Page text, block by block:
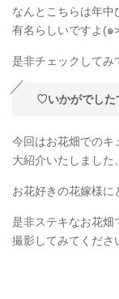
なんとこちらは年中
是非チェックして
♡いかがでした
今回はお花畑でのキ
大紹介いたしました。
お花好きの花嫁様
是非ステキなお花畑
撮影してみてくだ